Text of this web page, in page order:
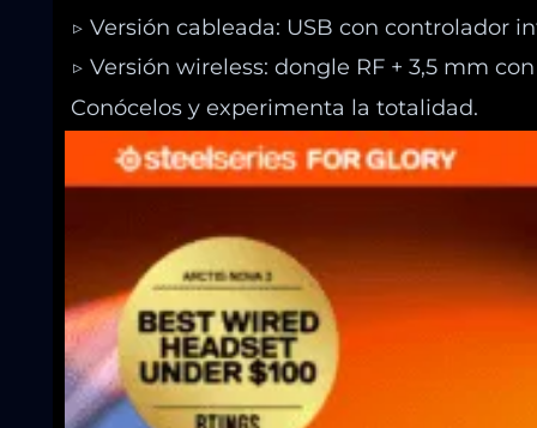
▷ Versión cableada: USB con controlador
▷ Versión wireless: dongle RF + 3,5 mm con
Conócelos y experimenta la totalidad.